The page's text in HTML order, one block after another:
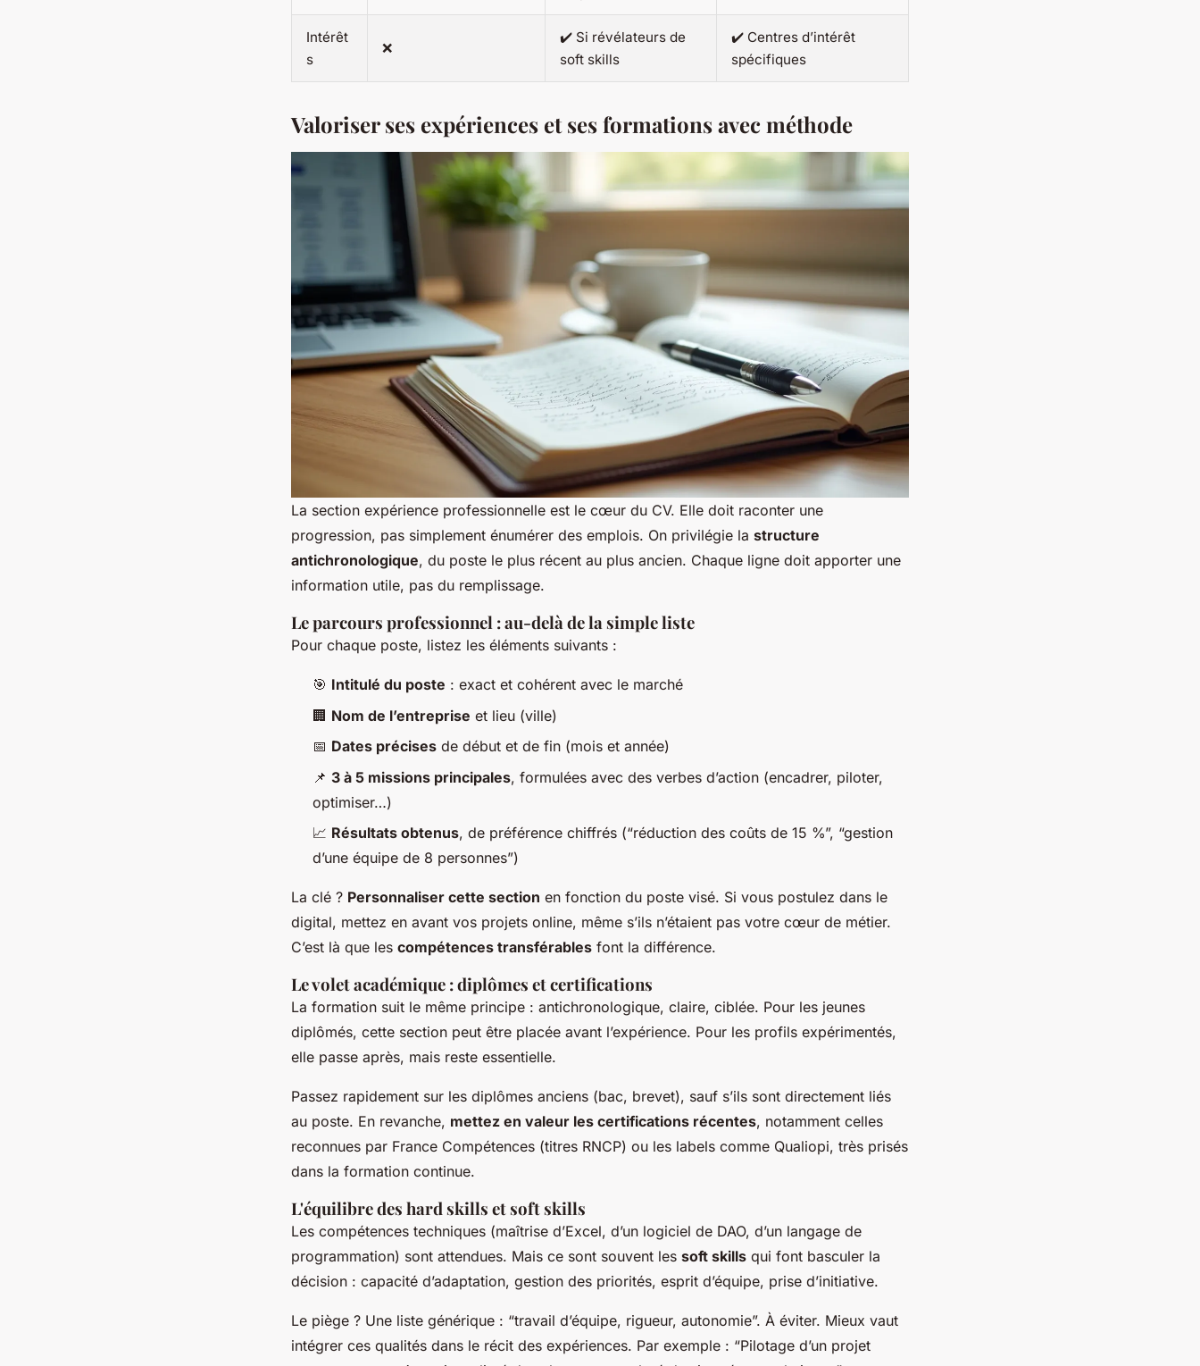
Intérêt
s
❌
✔️ Si révélateurs de
soft skills
✔️ Centres d’intérêt
spécifiques
Valoriser ses expériences et ses formations avec méthode
La section expérience professionnelle est le cœur du CV. Elle doit raconter une
progression, pas simplement énumérer des emplois. On privilégie la structure
antichronologique, du poste le plus récent au plus ancien. Chaque ligne doit apporter une
information utile, pas du remplissage.
Le parcours professionnel : au-delà de la simple liste
Pour chaque poste, listez les éléments suivants :
🎯 Intitulé du poste : exact et cohérent avec le marché
🏢 Nom de l’entreprise et lieu (ville)
📅 Dates précises de début et de fin (mois et année)
📌 3 à 5 missions principales, formulées avec des verbes d’action (encadrer, piloter,
optimiser…)
📈 Résultats obtenus, de préférence chiffrés (“réduction des coûts de 15 %”, “gestion
d’une équipe de 8 personnes”)
La clé ? Personnaliser cette section en fonction du poste visé. Si vous postulez dans le
digital, mettez en avant vos projets online, même s’ils n’étaient pas votre cœur de métier.
C’est là que les compétences transférables font la différence.
Le volet académique : diplômes et certifications
La formation suit le même principe : antichronologique, claire, ciblée. Pour les jeunes
diplômés, cette section peut être placée avant l’expérience. Pour les profils expérimentés,
elle passe après, mais reste essentielle.
Passez rapidement sur les diplômes anciens (bac, brevet), sauf s’ils sont directement liés
au poste. En revanche, mettez en valeur les certifications récentes, notamment celles
reconnues par France Compétences (titres RNCP) ou les labels comme Qualiopi, très prisés
dans la formation continue.
L'équilibre des hard skills et soft skills
Les compétences techniques (maîtrise d’Excel, d’un logiciel de DAO, d’un langage de
programmation) sont attendues. Mais ce sont souvent les soft skills qui font basculer la
décision : capacité d’adaptation, gestion des priorités, esprit d’équipe, prise d’initiative.
Le piège ? Une liste générique : “travail d’équipe, rigueur, autonomie”. À éviter. Mieux vaut
intégrer ces qualités dans le récit des expériences. Par exemple : “Pilotage d’un projet